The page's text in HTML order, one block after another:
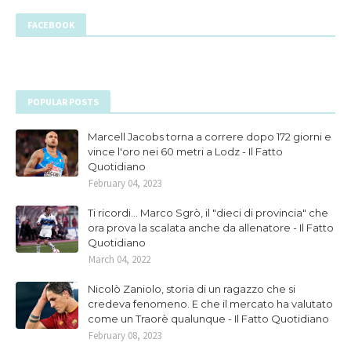
FACEBOOK
POPULAR POSTS
Marcell Jacobs torna a correre dopo 172 giorni e
vince l'oro nei 60 metri a Lodz - Il Fatto
Quotidiano
February 04, 2023
Ti ricordi... Marco Sgrò, il "dieci di provincia" che
ora prova la scalata anche da allenatore - Il Fatto
Quotidiano
March 04, 2022
Nicolò Zaniolo, storia di un ragazzo che si
credeva fenomeno. E che il mercato ha valutato
come un Traorè qualunque - Il Fatto Quotidiano
February 08, 2023